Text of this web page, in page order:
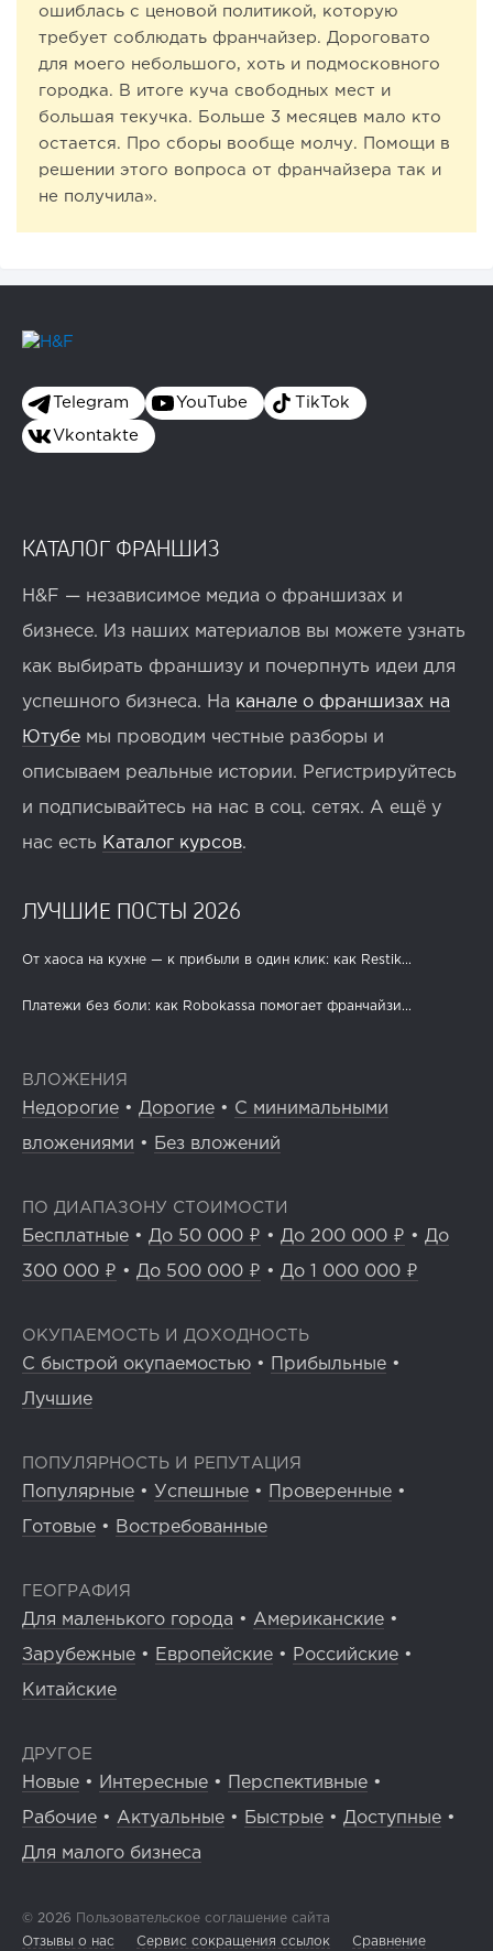
ошиблась с ценовой политикой, которую
требует соблюдать франчайзер. Дороговато
для моего небольшого, хоть и подмосковного
городка. В итоге куча свободных мест и
большая текучка. Больше 3 месяцев мало кто
остается. Про сборы вообще молчу. Помощи в
решении этого вопроса от франчайзера так и
не получила».
Telegram YouTube TikTok
Vkontakte
КАТАЛОГ ФРАНШИЗ
H&F — независимое медиа о франшизах и
бизнесе. Из наших материалов вы можете узнать
как выбирать франшизу и почерпнуть идеи для
успешного бизнеса. На канале о франшизах на
Ютубе мы проводим честные разборы и
описываем реальные истории. Регистрируйтесь
и подписывайтесь на нас в соц. сетях. А ещё у
нас есть Каталог курсов.
ЛУЧШИЕ ПОСТЫ 2026
От хаоса на кухне — к прибыли в один клик: как Restik...
Платежи без боли: как Robokassa помогает франчайзи...
ВЛОЖЕНИЯ
Недорогие • Дорогие • С минимальными
вложениями • Без вложений
ПО ДИАПАЗОНУ СТОИМОСТИ
Бесплатные • До 50 000 ₽ • До 200 000 ₽ • До
300 000 ₽ • До 500 000 ₽ • До 1 000 000 ₽
ОКУПАЕМОСТЬ И ДОХОДНОСТЬ
С быстрой окупаемостью • Прибыльные •
Лучшие
ПОПУЛЯРНОСТЬ И РЕПУТАЦИЯ
Популярные • Успешные • Проверенные •
Готовые • Востребованные
ГЕОГРАФИЯ
Для маленького города • Американские •
Зарубежные • Европейские • Российские •
Китайские
ДРУГОЕ
Новые • Интересные • Перспективные •
Рабочие • Актуальные • Быстрые • Доступные •
Для малого бизнеса
© 2026 Пользовательское соглашение сайта
Отзывы о нас
Сервис сокращения ссылок Сравнение